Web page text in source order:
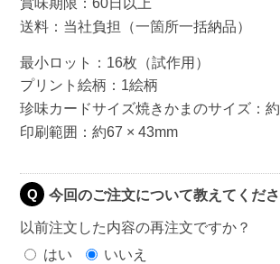
送料：当社負担（一箇所一括納品）
最小ロット：16枚（試作用）
プリント絵柄：1絵柄
珍味カードサイズ焼きかまのサイズ：
印刷範囲：約67 × 43mm
Q 今回のご注文について教えてくださ
以前注文した内容の再注文ですか？
はい
いいえ